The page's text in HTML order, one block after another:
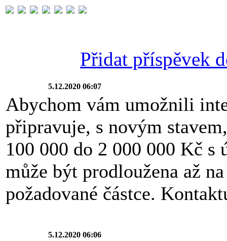
Přidat příspěvek
5.12.2020 06:07
Abychom vám umožnili
připravuje, s novým
100 000 do 2 000 000 Kč s
může být prodloužena až
požadované částce.
5.12.2020 06:06